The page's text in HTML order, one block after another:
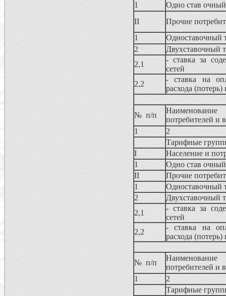
1
Одно став
II
Прочие
1
Одноставочный
2
Двухставочный
2,1
- ставка за
сетей
2,2
- ставка на
расхода (потерь)
№ п/п
потребителей и
1
2
Тарифные
I
Население и
1
Одно став
II
Прочие
1
Одноставочный
2
Двухставочный
2,1
- ставка за
сетей
2,2
- ставка на
расхода (потерь)
№ п/п
потребителей и
1
2
Тарифные